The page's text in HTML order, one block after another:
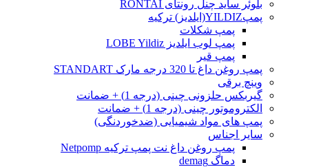
بلوئر ساید چنل رونتای RONTAI
پمپYILDIZ(ایلدیز) ترکیه
پمپ شکلات
پمپ لوب ایلدیز LOBE Yildiz
پمپ قیر
پمپ روغن داغ تا 320 درجه مارک STANDART
وینچ برقی
گیربکس حلزونی چینی (درجه 1) + ضمانت
الکتروموتور چینی (درجه 1) + ضمانت
پمپ های مواد شیمیایی (ضدخوردنگی)
سایر اجناس
پمپ روغن داغ نت پمپ ترکیه Netpomp
دماگ demag